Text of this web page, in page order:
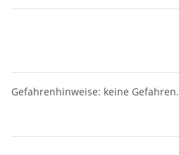
Gefahrenhinweise: keine Gefahren.